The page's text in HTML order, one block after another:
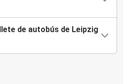
de autobús de Leipzig